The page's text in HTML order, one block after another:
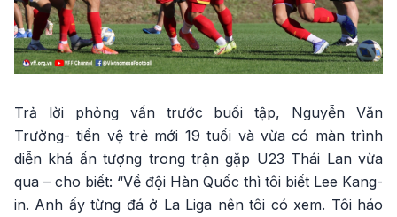
Trả lời phỏng vấn trước buổi tập, Nguyễn Văn
Trường- tiền vệ trẻ mới 19 tuổi và vừa có màn trình
diễn khá ấn tượng trong trận gặp U23 Thái Lan vừa
qua – cho biết: “Về đội Hàn Quốc thì tôi biết Lee Kang-
in. Anh ấy từng đá ở La Liga nên tôi có xem. Tôi háo